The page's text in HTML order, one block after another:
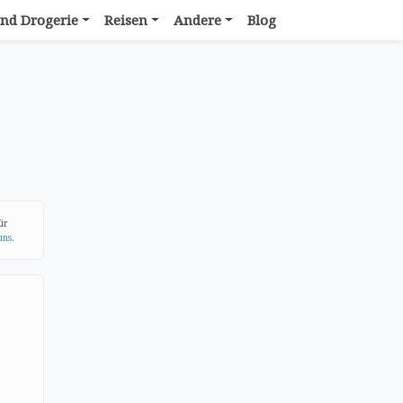
Drogerie Reisen Andere Blog
.